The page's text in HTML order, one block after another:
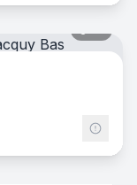
6